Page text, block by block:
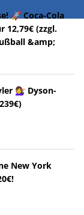
🚀 Coca-Cola
12,79€ (zzgl.
&amp;
💇‍♀️ Dyson-
New York